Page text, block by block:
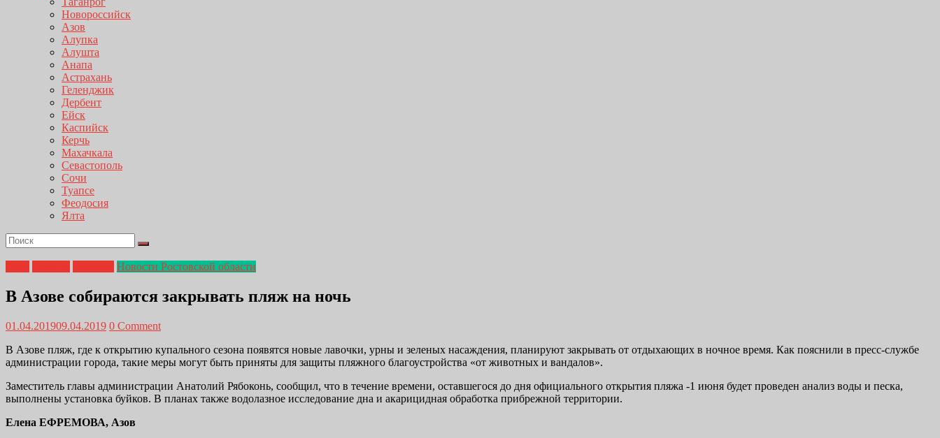
Новороссийск
Азов
Алупка
Алушта
Анапа
Астрахань
Геленджик
Дербент
Ейск
Каспийск
Керчь
Махачкала
Севастополь
Сочи
Туапсе
Феодосия
Ялта
Новости Ростовской области
В Азове собираются закрывать пляж на ночь
01.04.201909.04.2019 0 Comment
В Азове пляж, где к открытию купального сезона появятся новые лавочки, урны и зеленых насаждения, планируют закрывать от отдыхающих в ночное время. Как пояснили в пресс-службе
администрации города, такие меры могут быть приняты для защиты пляжного благоустройства «от животных и вандалов».
Заместитель главы администрации Анатолий Рябоконь, сообщил, что в течение времени, оставшегося до дня официального открытия пляжа -1 июня будет проведен анализ воды и песка,
выполнены установка буйков. В планах также водолазное исследование дна и акарицидная обработка прибрежной территории.
Елена ЕФРЕМОВА, Азов